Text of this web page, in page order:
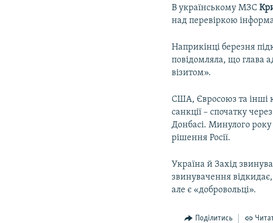
В українському МЗС
над перевіркою
Наприкінці березня
повідомляла, що глава
візитом».
США, Євросоюз та інші
санкції – спочатку
Донбасі. Минулого
рішення Росії.
Україна й Захід
звинувачення
але є «добровольці».
Поділитись